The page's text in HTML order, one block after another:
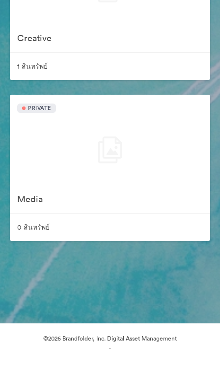
Creative
1 สินทรัพย์
PRIVATE
Media
0 สินทรัพย์
©2026 Brandfolder, Inc. Digital Asset Management
·